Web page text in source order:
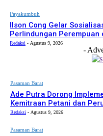
Payakumbuh
Ilson Cong Gelar
Perlindungan Perempuan
Redaksi - Agustus 9, 2026
-
Pasaman Barat
Ade Putra Dorong
Kemitraan Petani dan
Redaksi - Agustus 9, 2026
Pasaman Barat